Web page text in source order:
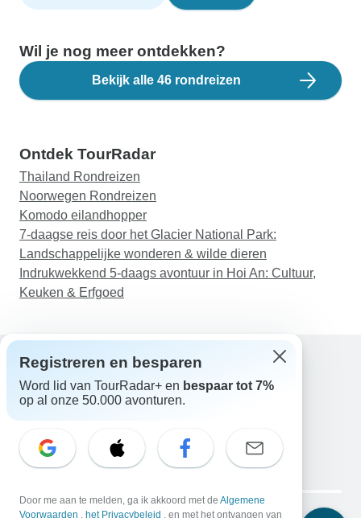
Wil je nog meer ontdekken?
Bekijk alle 46 rondreizen
Ontdek TourRadar
Thailand Rondreizen
Noorwegen Rondreizen
Komodo eilandhopper
7-daagse reis door het Glacier National Park:
Landschappelijke wonderen & wilde dieren
Indrukwekkend 5-daags avontuur in Hoi An: Cultuur,
Keuken & Erfgoed
Hulp
Neem contact met ons op
E-mail: support@tourradar.com
Taal selecteren
Copyright © TourRadar. Alle rechten voorbehouden.
Registreren en besparen
Word lid van TourRadar+ en bespaar tot 7%
op al onze 50.000 avonturen.
Door me aan te melden, ga ik akkoord met de Algemene
Voorwaarden , het Privacybeleid , en met het ontvangen van